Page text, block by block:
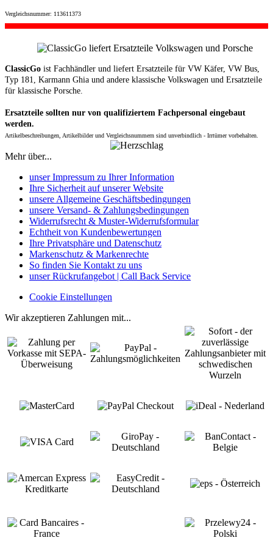
Vergleichsnummer: 113611373
ClassicGo ist Fachhändler und liefert Ersatzteile für VW Käfer, VW Bus,
Typ 181, Karmann Ghia und andere klassische Volkswagen und Ersatzteile
für klassische Porsche.
Ersatzteile sollten nur von qualifiziertem Fachpersonal eingebaut
werden.
Artikelbeschreibungen, Artikelbilder und Vergleichsnummern sind unverbindlich - Irrtümer vorbehalten.
Mehr über...
unser Impressum zu Ihrer Information
Ihre Sicherheit auf unserer Website
unsere Allgemeine Geschäftsbedingungen
unsere Versand- & Zahlungsbedingungen
Widerrufsrecht & Muster-Widerrufsformular
Echtheit von Kundenbewertungen
Ihre Privatsphäre und Datenschutz
Markenschutz & Markenrechte
So finden Sie Kontakt zu uns
unser Rückrufangebot | Call Back Service
Cookie Einstellungen
Wir akzeptieren Zahlungen mit...